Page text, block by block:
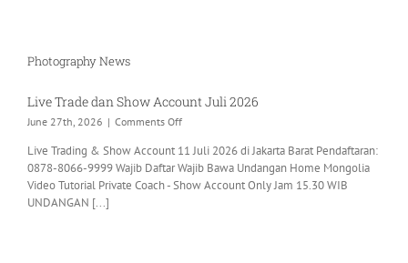
Photography News
Live Trade dan Show Account Juli 2026
June 27th, 2026 | Comments Offon
Trade
dan
Show
Live Trading & Show Account 11 Juli 2026 di Jakarta Barat Pendaftaran:
0878-8066-9999 Wajib Daftar Wajib Bawa Undangan Home Mongolia
Video Tutorial Private Coach - Show Account Only Jam 15.30 WIB
UNDANGAN [...]